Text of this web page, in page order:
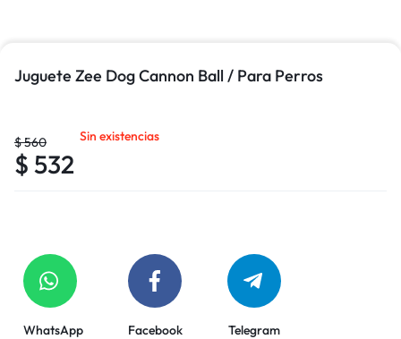
Juguete Zee Dog Cannon Ball / Para Perros
$560
$ 532
Sin existencias
WhatsApp Facebook Telegram